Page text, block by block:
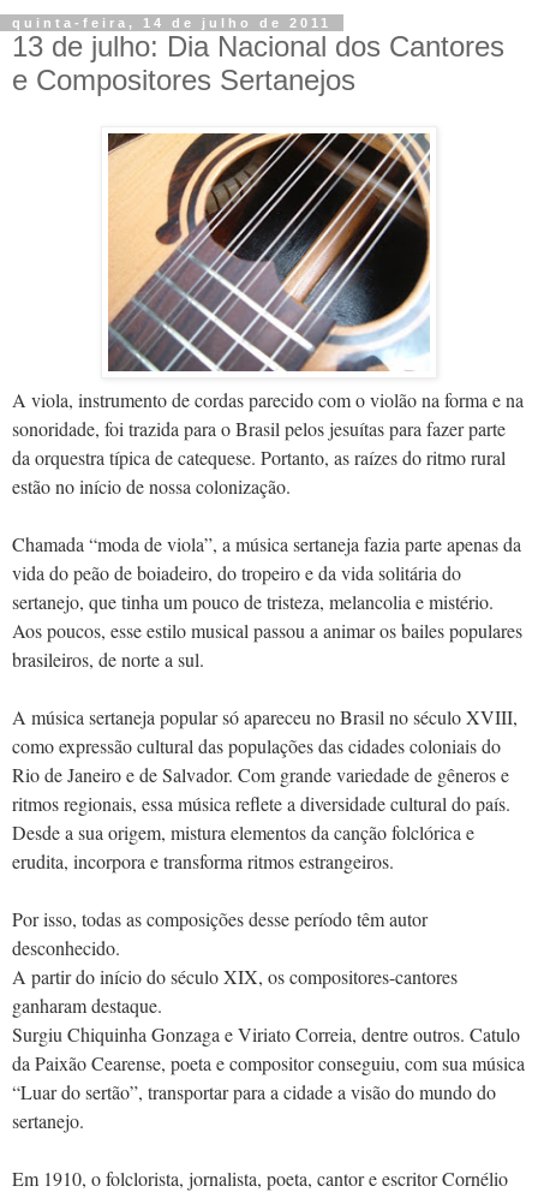
quinta-feira, 14 de julho de 2011
13 de julho: Dia Nacional dos Cantores
e Compositores Sertanejos
A viola, instrumento de cordas parecido com o violão na forma e na
sonoridade, foi trazida para o Brasil pelos jesuítas para fazer parte
da orquestra típica de catequese. Portanto, as raízes do ritmo rural
estão no início de nossa colonização.
Chamada “moda de viola”, a música sertaneja fazia parte apenas da
vida do peão de boiadeiro, do tropeiro e da vida solitária do
sertanejo, que tinha um pouco de tristeza, melancolia e mistério.
Aos poucos, esse estilo musical passou a animar os bailes populares
brasileiros, de norte a sul.
A música sertaneja popular só apareceu no Brasil no século XVIII,
como expressão cultural das populações das cidades coloniais do
Rio de Janeiro e de Salvador. Com grande variedade de gêneros e
ritmos regionais, essa música reflete a diversidade cultural do país.
Desde a sua origem, mistura elementos da canção folclórica e
erudita, incorpora e transforma ritmos estrangeiros.
Por isso, todas as composições desse período têm autor
desconhecido.
A partir do início do século XIX, os compositores-cantores
ganharam destaque.
Surgiu Chiquinha Gonzaga e Viriato Correia, dentre outros. Catulo
da Paixão Cearense, poeta e compositor conseguiu, com sua música
“Luar do sertão”, transportar para a cidade a visão do mundo do
sertanejo.
Em 1910, o folclorista, jornalista, poeta, cantor e escritor Cornélio